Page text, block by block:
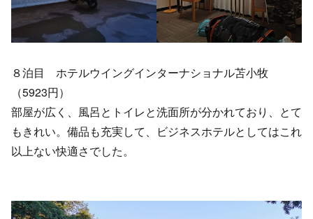
８泊目 ホテルウイングインターナショナル苫小牧
（5923円）
部屋が広く、風呂とトイレと洗面所が分かれており、とて
もきれい。備品も充実して、ビジネスホテルとしてはこれ
以上ない快適さでした。